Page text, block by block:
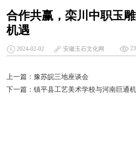
合作共赢，栾川中职玉
机遇
2024-02-02 安徽玉石文化网
上一篇：豫苏皖三地座谈会
下一篇：镇平县工艺美术学校与河南巨通